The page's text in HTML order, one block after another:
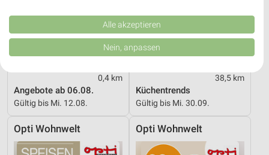
0,4 km
Angebote ab 06.08.
Gültig bis Mi. 12.08.
38,5 km
Küchentrends
Gültig bis Mi. 30.09.
Opti Wohnwelt Opti Wohnwelt
Kombinationen von Daten aus verschiedenen Quellen. Entwicklung und
Verbesserung der Angebote. Verwendung reduzierter Daten zur Auswahl
von Inhalten.
Daten können außerhalb der Europäischen Union weitergegeben und in die
Website/App.
Partnerliste anzeigen (1 IAB-Anbieter)
Wir nutzen Ihre Daten für folgende Zwecke:
Speichern von oder Zugriff auf Informationen
auf einem Endgerät
Alle akzeptieren
Nein, anpassen